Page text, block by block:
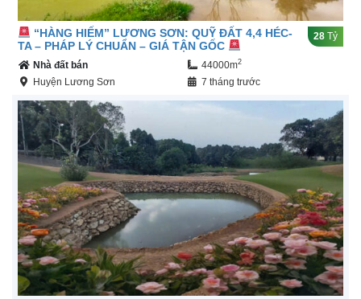
“HÀNG HIẾM” LƯƠNG SƠN: QUỸ ĐẤT 4,4 HÉC-
TA – PHÁP LÝ CHUẨN – GIÁ TẬN GỐC
28 Tỷ
Nhà đất bán 44000m2
Huyện Lương Sơn 7 tháng trước